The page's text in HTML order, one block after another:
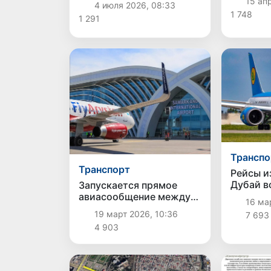
широкофюзеляжный
Airbus A330
4 июля 2026, 08:33
1 291
1 748
Транспорт
Запускается прямое
авиасообщение между
Самаркандом и Алматы
19 март 2026, 10:36
4 903
Рейсы
Дубай
16
7 693